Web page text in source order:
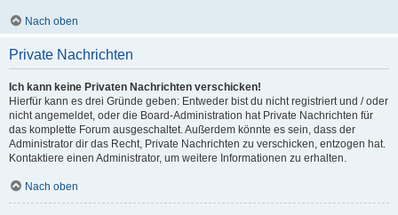
Nach oben
Private Nachrichten
Ich kann keine Privaten Nachrichten verschicken!
Hierfür kann es drei Gründe geben: Entweder bist du nicht registriert und / oder
nicht angemeldet, oder die Board-Administration hat Private Nachrichten für
das komplette Forum ausgeschaltet. Außerdem könnte es sein, dass der
Administrator dir das Recht, Private Nachrichten zu verschicken, entzogen hat.
Kontaktiere einen Administrator, um weitere Informationen zu erhalten.
Nach oben